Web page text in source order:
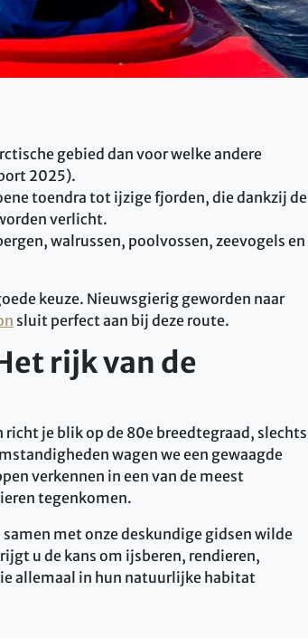
gebied dan voor welke andere
2025).
toendra tot ijzige fjorden, die dankzij de
verlicht.
walrussen, poolvossen, zeevogels en
keuze. Nieuwsgierig geworden naar
sluit perfect aan bij deze route.
rijk van de
richt je blik op de 80e breedtegraad, slechts
wagen we een gewaagde
verkennen in een van de meest
tegenkomen.
met onze deskundige gidsen wilde
u de kans om ijsberen, rendieren,
allemaal in hun natuurlijke habitat